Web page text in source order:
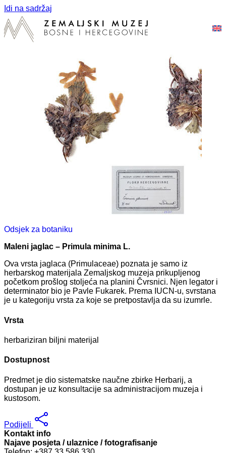
Idi na sadržaj
Odsjek za botaniku
Maleni jaglac – Primula minima L.
Ova vrsta jaglaca (Primulaceae) poznata je samo iz
herbarskog materijala Zemaljskog muzeja prikupljenog
početkom prošlog stoljeća na planini Čvrsnici. Njen legator i
determinator bio je Pavle Fukarek. Prema IUCN-u, svrstana
je u kategoriju vrsta za koje se pretpostavlja da su izumrle.
Vrsta
herbariziran biljni materijal
Dostupnost
Predmet je dio sistematske naučne zbirke Herbarij, a
dostupan je uz konsultacije sa administracijom muzeja i
kustosom.
Podijeli
Kontakt info
Najave posjeta / ulaznice / fotografisanje